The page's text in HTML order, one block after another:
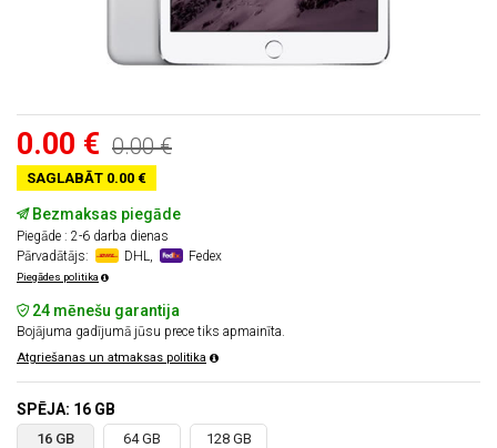
0.00 € 0.00 €
SAGLABĀT 0.00 €
Bezmaksas piegāde
Piegāde : 2-6 darba dienas
Pārvadātājs:
DHL, Fedex
Piegādes politika
24 mēnešu garantija
Bojājuma gadījumā jūsu prece tiks apmainīta.
Atgriešanas un atmaksas politika
SPĒJA: 16 GB
16 GB 64 GB 128 GB